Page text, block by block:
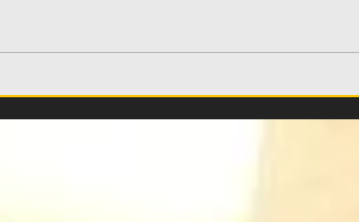
τοποθετήθηκε για όλα - Τι